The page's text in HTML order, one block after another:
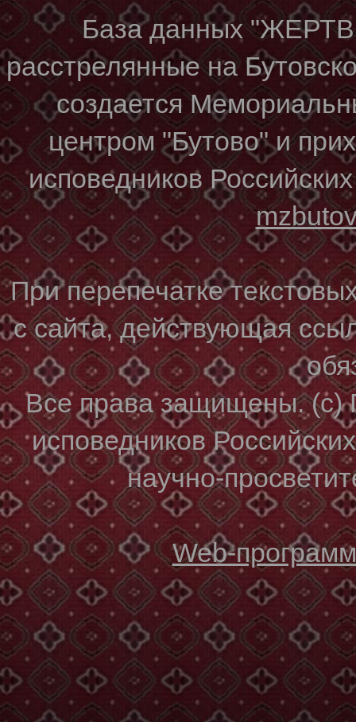
База данных
расстрелянные на
создается
центром "Бутово" и
исповедников
При перепечатке
с сайта, действующая
Все права защищены. (с)
исповедников
научно-
Web-